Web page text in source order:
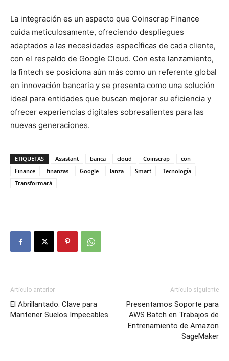
La integración es un aspecto que Coinscrap Finance
cuida meticulosamente, ofreciendo despliegues
adaptados a las necesidades específicas de cada cliente,
con el respaldo de Google Cloud. Con este lanzamiento,
la fintech se posiciona aún más como un referente global
en innovación bancaria y se presenta como una solución
ideal para entidades que buscan mejorar su eficiencia y
ofrecer experiencias digitales sobresalientes para las
nuevas generaciones.
ETIQUETAS Assistant banca cloud Coinscrap
con
Finance
finanzas Google lanza Smart
Tecnología
Transformará
Artículo anterior
El Abrillantado: Clave para
Mantener Suelos Impecables
Artículo siguiente
Presentamos Soporte para
AWS Batch en Trabajos de
Entrenamiento de Amazon
SageMaker